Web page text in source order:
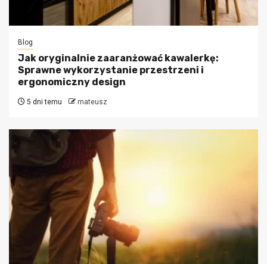
Blog
Jak oryginalnie zaaranżować kawalerkę:
Sprawne wykorzystanie przestrzeni i
ergonomiczny design
5 dni temu mateusz